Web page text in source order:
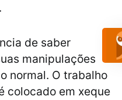
de saber
manipulações
normal. O trabalho
colocado em xeque